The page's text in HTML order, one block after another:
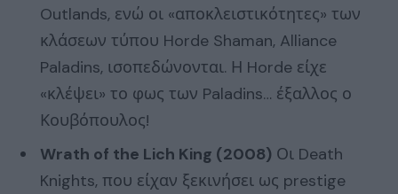
Outlands, ενώ οι «αποκλειστικότητες» των
κλάσεων τύπου Horde Shaman, Alliance
Paladins, ισοπεδώνονται. Η Horde είχε
«κλέψει» το φως των Paladins… έξαλλος ο
Κουβόπουλος!
Wrath of the Lich King (2008) Οι Death
Knights, που είχαν ξεκινήσει ως prestige